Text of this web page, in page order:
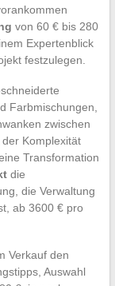
von 60 € bis 280
Expertenblick
festzulegen.
Farbmischungen,
zwischen
Komplexität
Transformation
die
die Verwaltung
ab 3600 € pro
Verkauf den
Auswahl